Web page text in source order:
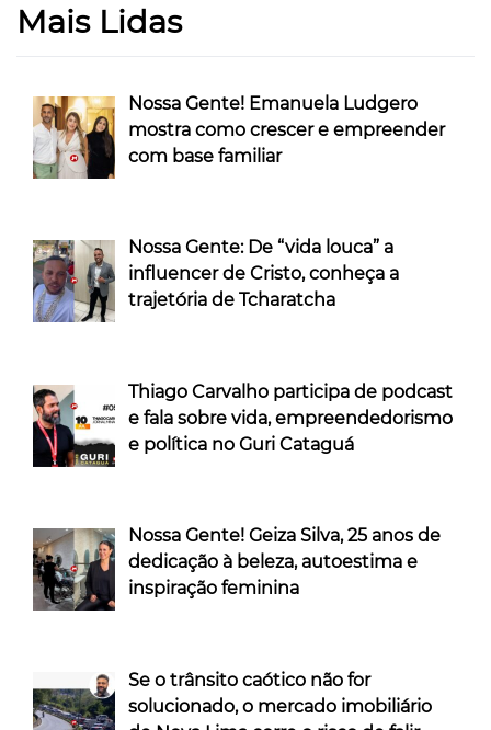
Mais Lidas
Nossa Gente! Emanuela Ludgero
mostra como crescer e empreender
com base familiar
Nossa Gente: De “vida louca” a
influencer de Cristo, conheça a
trajetória de Tcharatcha
Thiago Carvalho participa de podcast
e fala sobre vida, empreendedorismo
e política no Guri Cataguá
Nossa Gente! Geiza Silva, 25 anos de
dedicação à beleza, autoestima e
inspiração feminina
Se o trânsito caótico não for
solucionado, o mercado imobiliário